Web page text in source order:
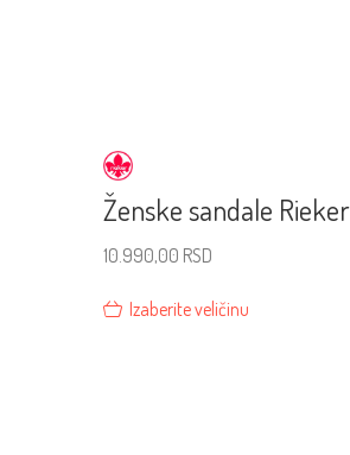
Ženske sandale
10.990,00 RSD
Izaberite veličinu